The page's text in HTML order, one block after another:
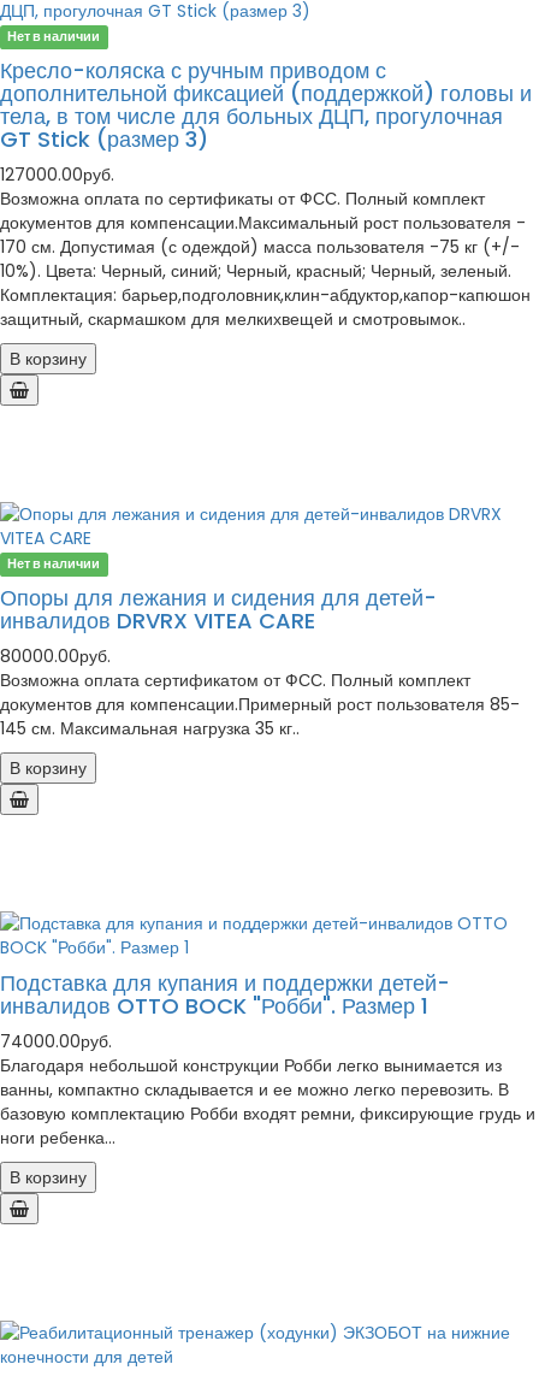
Нет в наличии
Кресло-коляска с ручным приводом с
дополнительной фиксацией (поддержкой) головы и
тела, в том числе для больных ДЦП, прогулочная
GT Stick (размер 3)
127000.00руб.
Возможна оплата по сертификаты от ФСС. Полный комплект
документов для компенсации.Максимальный рост пользователя -
170 см. Допустимая (с одеждой) масса пользователя -75 кг (+/-
10%). Цвета: Черный, синий; Черный, красный; Черный, зеленый.
Комплектация: барьер,подголовник,клин-абдуктор,капор-капюшон
защитный, скармашком для мелкихвещей и смотровымок..
В корзину
Нет в наличии
Опоры для лежания и сидения для детей-
инвалидов DRVRX VITEA CARE
80000.00руб.
Возможна оплата сертификатом от ФСС. Полный комплект
документов для компенсации.Примерный рост пользователя 85-
145 см. Максимальная нагрузка 35 кг..
В корзину
Подставка для купания и поддержки детей-
инвалидов OTTO BOCK "Робби". Размер 1
74000.00руб.
Благодаря небольшой конструкции Робби легко вынимается из
ванны, компактно складывается и ее можно легко перевозить. В
базовую комплектацию Робби входят ремни, фиксирующие грудь и
ноги ребенка...
В корзину